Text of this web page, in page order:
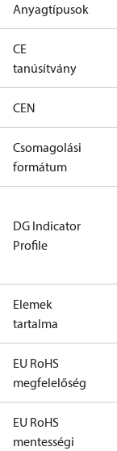
Anyagtípusok
CE
tanúsítvány
CEN
Csomagolási
formátum
DG Indicator
Profile
Elemek
tartalma
EU RoHS
megfelelőség
EU RoHS
mentességi